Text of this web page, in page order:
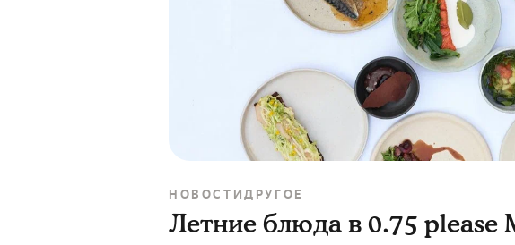
НОВОСТИДРУГОЕ
Летние блюда в 0.75 please